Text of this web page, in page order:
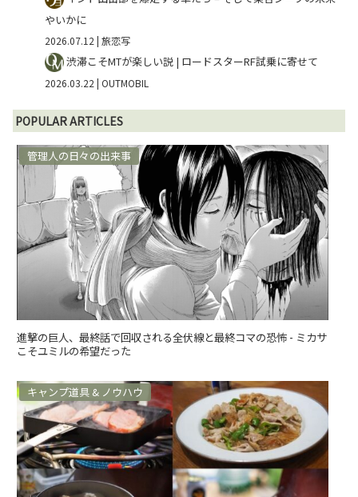
やいかに
2026.07.12 | 旅恋写
渋滞こそMTが楽しい説 | ロードスターRF試乗に寄せて
2026.03.22 | OUTMOBIL
POPULAR ARTICLES
管理人の日々の出来事
進撃の巨人、最終話で回収される全伏線と最終コマの恐怖 - ミカサ
こそユミルの希望だった
キャンプ道具 & ノウハウ